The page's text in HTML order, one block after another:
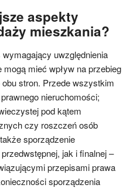
aspekty
mieszkania?
uwzględnienia
mieć wpływ na przebieg
stron. Przede wszystkim
nieruchomości;
pod kątem
czy roszczeń osób
sporządzenie
jak i finalnej –
przepisami prawa
sporządzenia